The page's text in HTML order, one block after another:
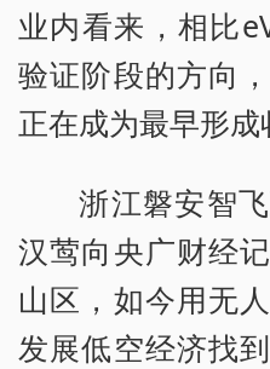
业内看来，相比
验证阶段的方向
正在成为最早形成
浙江磐安智
汉莺向央广财经
山区，如今用无
发展低空经济找